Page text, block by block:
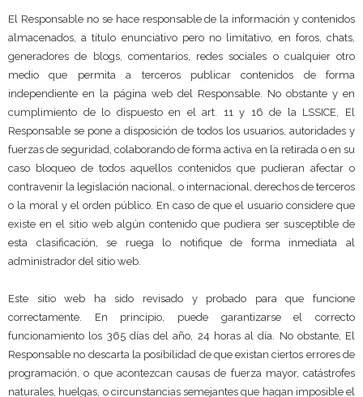
El Responsable no se hace responsable de la información y contenidos
almacenados, a título enunciativo pero no limitativo, en foros, chats,
generadores de blogs, comentarios, redes sociales o cualquier otro
medio que permita a terceros publicar contenidos de forma
independiente en la página web del Responsable. No obstante y en
cumplimiento de lo dispuesto en el art. 11 y 16 de la LSSICE, El
Responsable se pone a disposición de todos los usuarios, autoridades y
fuerzas de seguridad, colaborando de forma activa en la retirada o en su
caso bloqueo de todos aquellos contenidos que pudieran afectar o
contravenir la legislación nacional, o internacional, derechos de terceros
o la moral y el orden público. En caso de que el usuario considere que
existe en el sitio web algún contenido que pudiera ser susceptible de
esta clasificación, se ruega lo notifique de forma inmediata al
administrador del sitio web.
Este sitio web ha sido revisado y probado para que funcione
correctamente. En principio, puede garantizarse el correcto
funcionamiento los 365 días del año, 24 horas al día. No obstante, El
Responsable no descarta la posibilidad de que existan ciertos errores de
programación, o que acontezcan causas de fuerza mayor, catástrofes
naturales, huelgas, o circunstancias semejantes que hagan imposible el